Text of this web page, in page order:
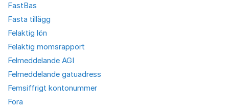
FastBas
Fasta tillägg
Felaktig lön
Felaktig momsrapport
Felmeddelande AGI
Felmeddelande gatuadress
Femsiffrigt kontonummer
Fora